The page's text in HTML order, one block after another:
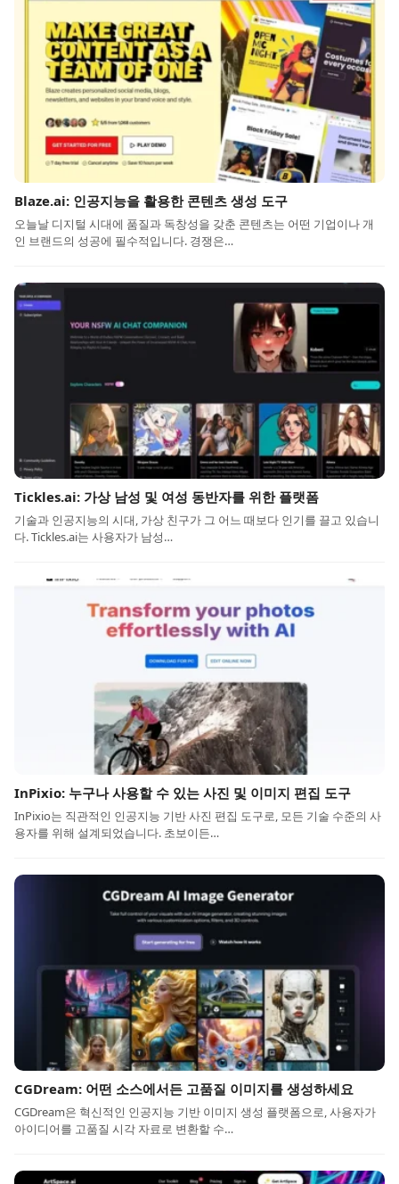
Blaze.ai: 인공지능을 활용한 콘텐츠 생성 도구
오늘날 디지털 시대에 품질과 독창성을 갖춘 콘텐츠는 어떤 기업이나 개
인 브랜드의 성공에 필수적입니다. 경쟁은…
Tickles.ai: 가상 남성 및 여성 동반자를 위한 플랫폼
기술과 인공지능의 시대, 가상 친구가 그 어느 때보다 인기를 끌고 있습니
다. Tickles.ai는 사용자가 남성…
InPixio: 누구나 사용할 수 있는 사진 및 이미지 편집 도구
InPixio는 직관적인 인공지능 기반 사진 편집 도구로, 모든 기술 수준의 사
용자를 위해 설계되었습니다. 초보이든…
CGDream: 어떤 소스에서든 고품질 이미지를 생성하세요
CGDream은 혁신적인 인공지능 기반 이미지 생성 플랫폼으로, 사용자가
아이디어를 고품질 시각 자료로 변환할 수…